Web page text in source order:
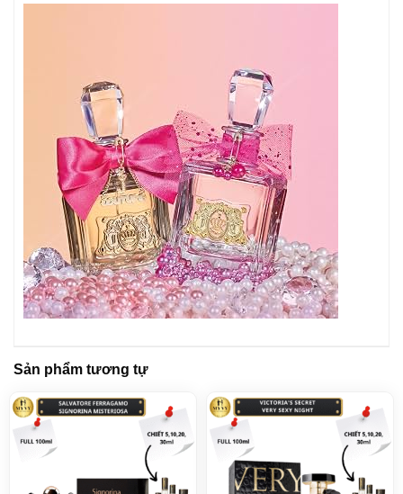
Sản phẩm tương tự